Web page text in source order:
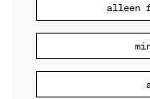
alleen